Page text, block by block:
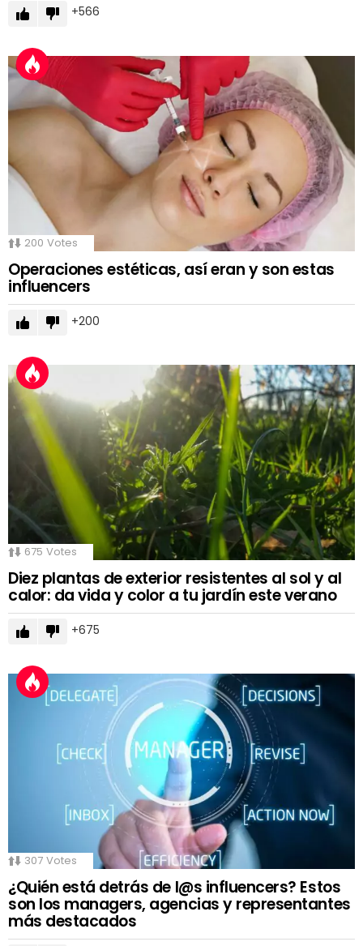
566
200 Votes
Operaciones estéticas, así eran y son estas
influencers
200
675 Votes
Diez plantas de exterior resistentes al sol y al
calor: da vida y color a tu jardín este verano
675
307 Votes
¿Quién está detrás de l@s influencers? Estos
son los managers, agencias y representantes
más destacados